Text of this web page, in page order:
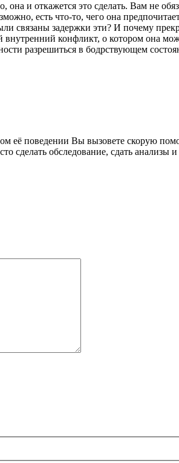
и откажется это сделать. Вам не
есть что-то, чего она
связаны задержки эти? И почему
конфликт, о котором она
разрешиться в бодрствующем
поведении Вы вызовете скорую
сделать обследование, сдать